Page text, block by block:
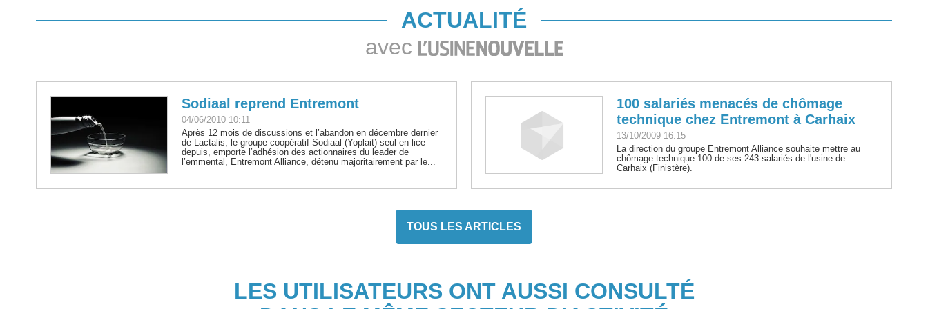
ACTUALITÉ
avec
Sodiaal reprend Entremont
04/06/2010 10:11
Après 12 mois de discussions et l’abandon en décembre dernier
de Lactalis, le groupe coopératif Sodiaal (Yoplait) seul en lice
depuis, emporte l’adhésion des actionnaires du leader de
l’emmental, Entremont Alliance, détenu majoritairement par le...
100 salariés menacés de chômage
technique chez Entremont à Carhaix
13/10/2009 16:15
La direction du groupe Entremont Alliance souhaite mettre au
chômage technique 100 de ses 243 salariés de l'usine de
Carhaix (Finistère).
TOUS LES ARTICLES
LES UTILISATEURS ONT AUSSI CONSULTÉ